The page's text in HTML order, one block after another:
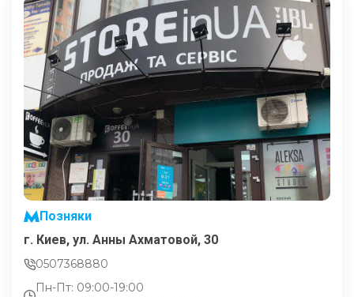
Позняки
г. Киев, ул. Анны Ахматовой, 30
0507368880
Пн-Пт: 09:00-19:00